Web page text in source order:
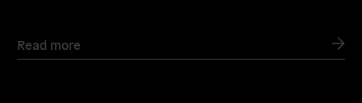
Read more